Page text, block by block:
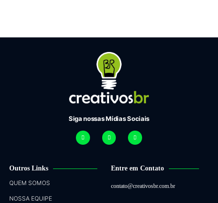
Siga nossas Mídias Sociais
Outros Links
QUEM SOMOS
NOSSA EQUIPE
Entre em Contato
contato@creativosbr.com.br